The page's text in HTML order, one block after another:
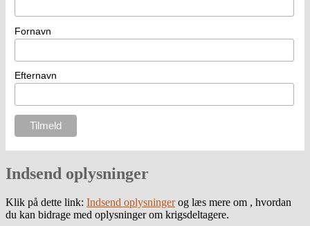
Fornavn
Efternavn
Indsend oplysninger
Klik på dette link: Indsend oplysningerog læs mere om , hvordan
du kan bidrage med oplysninger om krigsdeltagere.